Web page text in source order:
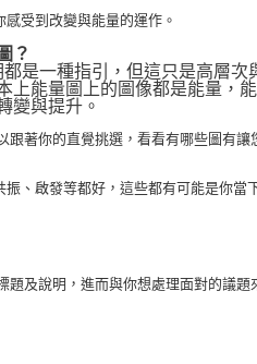
受到改變與能量的運作。
？
是一種指引，但這只是高層次
上能量圖上的圖像都是能量，
變與提升。
跟著你的直覺挑選，看看有哪些圖有讓
振、啟發等都好，這些都有可能是你當
題及說明，進而與你想處理面對的議題